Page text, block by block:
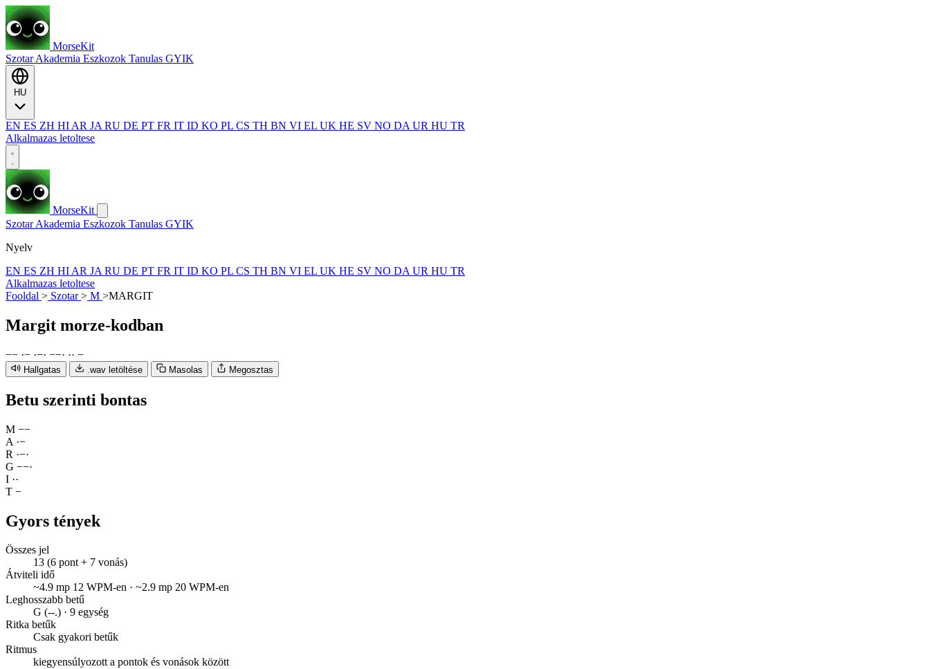
MorseKit
SzotarAkademia Eszkozok Tanulas GYIK
EN ES ZH HI AR JA RU DE PT FR IT ID KO PL CS TH BN VI EL UK HE SV NO DA UR HU TR
Alkalmazas letoltese
MorseKit
SzotarAkademia Eszkozok Tanulas GYIK
Nyelv
EN ES ZH HI AR JA RU DE PT FR IT ID KO PL CS TH BN VI EL UK HE SV NO DA UR HU TR
Alkalmazas letoltese
Fooldal > Szotar> M >MARGIT
Margit morze-kodban
−− ·− ·−· −−· ·· −
Hallgatas .wav letöltése Masolas Megosztas
Betu szerinti bontas
M −−
A ·−
R ·−·
G −−·
I ··
T −
Gyors tények
Összes jel
13 (6 pont + 7 vonás)
Átviteli idő
~4.9 mp 12 WPM-en · ~2.9 mp 20 WPM-en
Leghosszabb betű
G (--.) · 9 egység
Ritka betűk
Csak gyakori betűk
Ritmus
kiegyensúlyozott a pontok és vonások között